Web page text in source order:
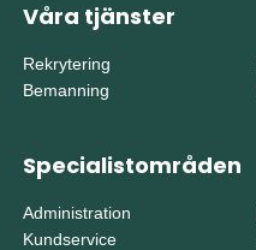
Våra tjänster
Rekrytering
Bemanning
Specialistområden
Administration
Kundservice